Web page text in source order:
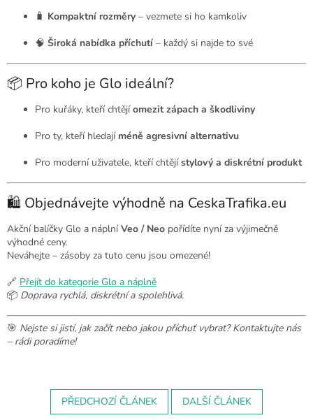
🧳 Kompaktní rozměry – vezmete si ho kamkoliv
🧠 Široká nabídka příchutí – každý si najde to své
📦 Pro koho je Glo ideální?
Pro kuřáky, kteří chtějíomezit zápach a škodliviny
Pro ty, kteří hledají méně agresivní alternativu
Pro moderní uživatele, kteří chtějístylový a diskrétní produkt
🛍️ Objednávejte výhodně na CeskaTrafika.eu
Akční balíčky Glo a náplníVeo / Neo pořídíte nyní za výjimečně
výhodné ceny.
Neváhejte – zásoby za tuto cenu jsou omezené!
🔗 Přejít do kategorie Glo a náplně
📦 Doprava rychlá, diskrétní a spolehlivá.
🎯 Nejste si jistí, jak začít nebo jakou příchuť vybrat? Kontaktujte nás
– rádi poradíme!
PŘEDCHOZÍ ČLÁNEK DALŠÍ ČLÁNEK